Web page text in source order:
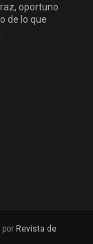
oportuno
de lo que
por Revista de